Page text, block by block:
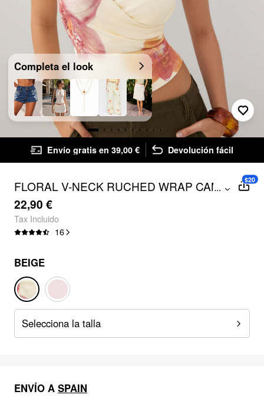
Completa el look
Envío gratis en 39,00 € Devolución fácil
FLORAL V-NECK RUCHED WRAP CAMI
TOP
...
22,90 €
Tax Incluido
16
$20
BEIGE
Selecciona la talla
ENVÍO A SPAIN